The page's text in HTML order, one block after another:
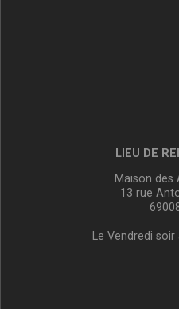
LIEU DE
Maison des
13 rue
Le Vendredi